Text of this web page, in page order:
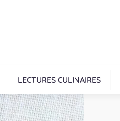
LECTURES CULINAIRES